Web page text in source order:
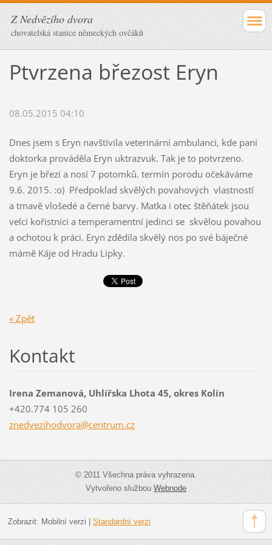
Z Nedvězího dvora
chovatelská stanice německých ovčáků
Ptvrzena březost Eryn
08.05.2015 04:10
Dnes jsem s Eryn navštívila veterinární ambulanci, kde paní
doktorka prováděla Eryn uktrazvuk. Tak je to potvrzeno.
Eryn je březí a nosí 7 potomků. termín porodu očekáváme
9.6. 2015. :o) Předpoklad skvělých povahových vlastností
a tmavě vlošedé a černé barvy. Matka i otec štěňátek jsou
velcí kořistníci a temperamentní jedinci se skvělou povahou
a ochotou k práci. Eryn zdědila skvělý nos po své báječné
mámě Káje od Hradu Lipky.
« Zpět
Kontakt
Irena Zemanová, Uhlířska Lhota 45, okres Kolín
+420.774 105 260
znedvezihodvora@centrum.cz
© 2011 Všechna práva vyhrazena.
Vytvořeno službouWebnode
Zobrazit: Mobilní verzi Standardní verzi